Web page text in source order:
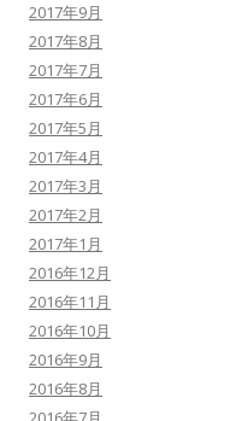
2017年9月
2017年8月
2017年7月
2017年6月
2017年5月
2017年4月
2017年3月
2017年2月
2017年1月
2016年12月
2016年11月
2016年10月
2016年9月
2016年8月